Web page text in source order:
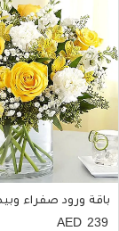
239